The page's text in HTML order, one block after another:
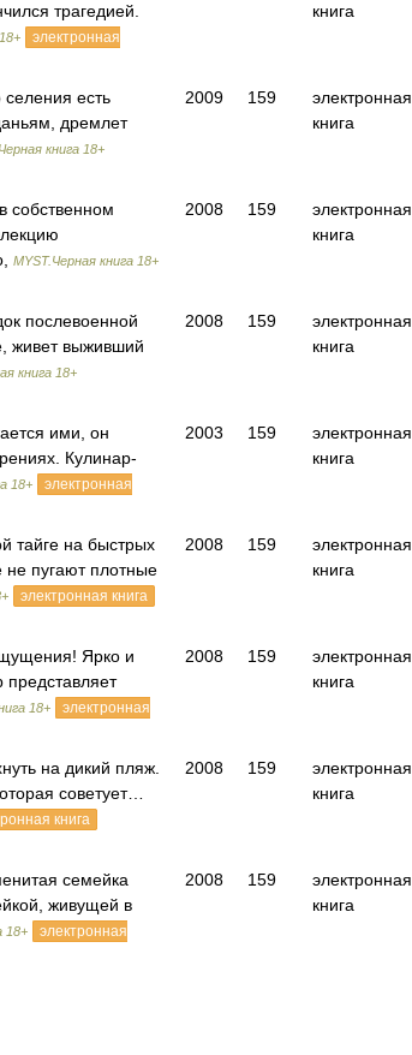
трагедией.
электронная
книга
есть
дремлет
книга 18+
2009 159
электронная
книга
собственном
MYST.Черная книга 18+
2008 159
электронная
книга
послевоенной
живет выживший
книга 18+
2008 159
электронная
книга
ими, он
Кулинар-
18+
электронная
2003 159
электронная
книга
тайге на быстрых
пугают плотные
электронная книга
2008 159
электронная
книга
Ярко и
представляет
18+
электронная
2008 159
электронная
книга
на дикий пляж.
советует…
книга
2008 159
электронная
книга
семейка
живущей в
18+
электронная
2008 159
электронная
книга